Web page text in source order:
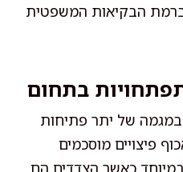
הבקיאות המשפטית
בתחום
במגמה של יתר פתיחות
פיצויים מוסכמים
כאשר הצדדים הם